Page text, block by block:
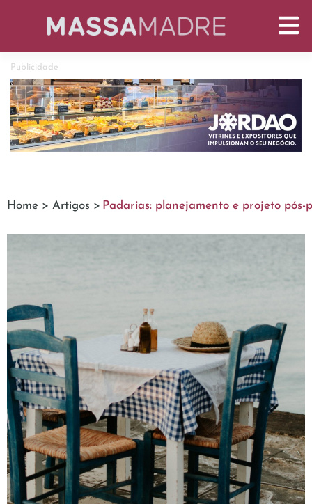
Publicidade
Home > Artigos > Padarias: planejamento e projeto pós-